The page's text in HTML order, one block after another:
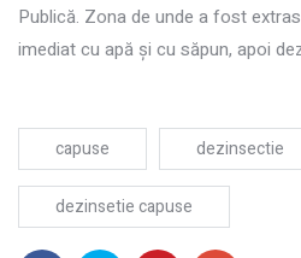
Publică. Zona de unde a fost
imediat cu apă şi cu săpun, apoi
capuse dezinsectie
dezinsetie capuse